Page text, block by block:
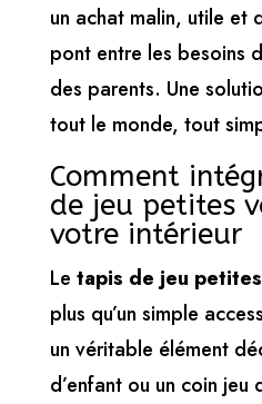
un achat malin, utile et
pont entre les besoins
des parents. Une
tout le monde, tout
Comment
de jeu petites
votre intérieur
Le tapis de jeu
plus qu’un simple
un véritable élément
d’enfant ou un coin